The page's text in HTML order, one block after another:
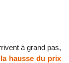
à grand pas,
la hausse du prix